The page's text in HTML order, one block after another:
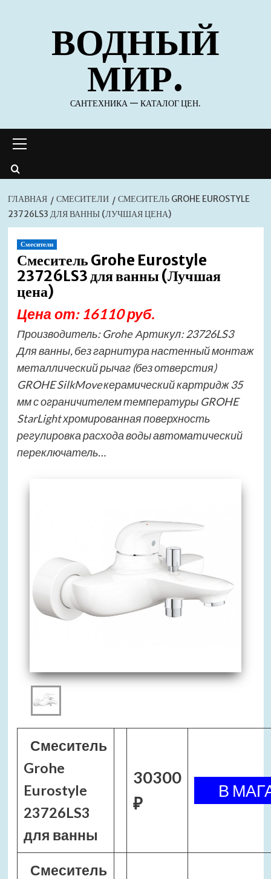
содержимомуВОДНЫЙ
МИР.
САНТЕХНИКА — КАТАЛОГ ЦЕН.
меню
ГЛАВНАЯ СМЕСИТЕЛИ
СМЕСИТЕЛЬ GROHE EUROSTYLE
23726LS3 ДЛЯ ВАННЫ (ЛУЧШАЯ ЦЕНА)
Смесители
Смеситель Grohe Eurostyle
23726LS3 для ванны (Лучшая
цена)
Цена от: 16110 руб.
Производитель: Grohe Артикул: 23726LS3
Для ванны, без гарнитура настенный монтаж
металлический рычаг (без отверстия)
GROHE SilkMove керамический картридж 35
мм с ограничителем температуры GROHE
StarLight хромированная поверхность
регулировка расхода воды автоматический
переключатель…
Смеситель
Grohe
Eurostyle
23726LS3
для ванны
30300
₽
Смеситель